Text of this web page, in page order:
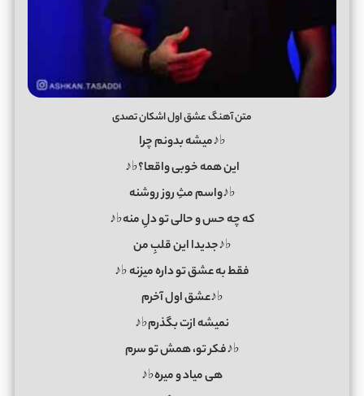
متن آهنگ عشق اول اشکان تصدی
♭♪میشه بدونم چرا
این همه خوبی واقعا؟♭♪
♭♪واسم مثِ روز روشنه
که چه حس و حالی تو دلِ منه♭♪
♭♪جدیدا این قلبِ من
فقط به عشق تو داره میزنه ♭♪
♭♪عشق اول آخرم
نمیشه ازت بگذرم♭♪
♭♪فکر تو، همش تو سرم
هی میاد و میره♭♪